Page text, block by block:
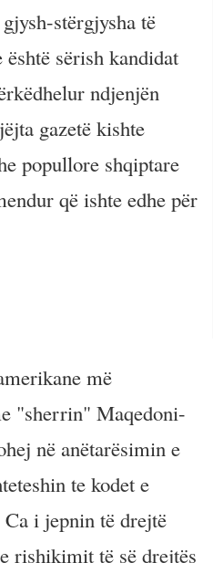
stërgjysha të
sërish kandidat
ndjenjën
gazetë kishte
popullore shqiptare
që ishte edhe për
më
"sherrin" Maqedoni-
në anëtarësimin e
te kodet e
Ca i jepnin të drejtë
rishikimit të së drejtës